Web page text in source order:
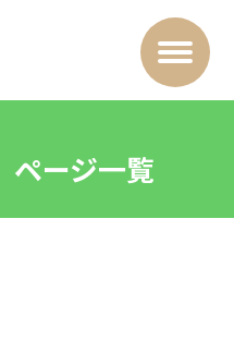
ージ一覧